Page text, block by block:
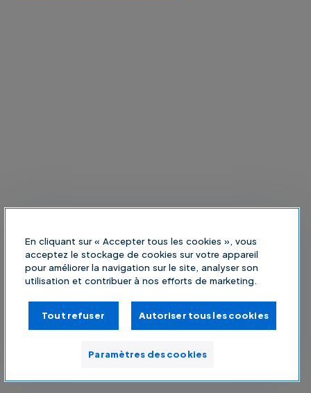
En cliquant sur « Accepter tous les cookies », vous
acceptez le stockage de cookies sur votre appareil
pour améliorer la navigation sur le site, analyser son
utilisation et contribuer à nos efforts de marketing.
Tout refuser Autoriser tous les cookies
Paramètres des cookies